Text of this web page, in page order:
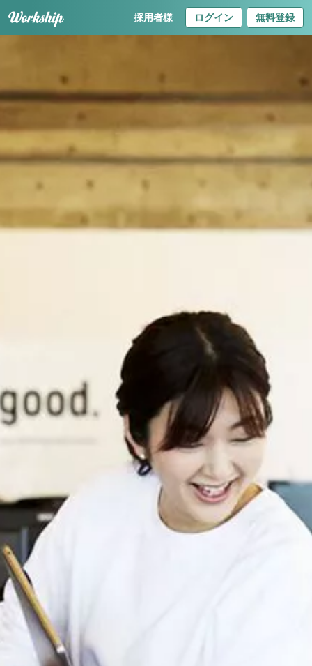
採用者様 ログイン 無料登録